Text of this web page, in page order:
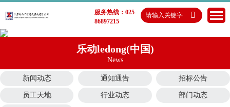
服务热线：025-
86897215
乐动ledong(中国)
News
新闻动态 通知通告 招标公告
员工天地 行业动态 部门动态